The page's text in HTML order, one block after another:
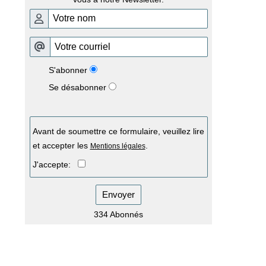
S'abonner
Se désabonner
Avant de soumettre ce formulaire, veuillez lire
et accepter les Mentions légales.
J'accepte:
Envoyer
334 Abonnés